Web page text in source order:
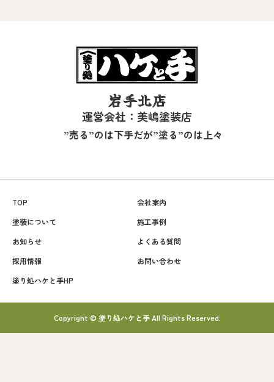
岩手北店
運営会社：美嶋塗装店
”売る”のは下手だが”塗る”のは上々
TOP
会社案内
塗装について
施工事例
お知らせ
よくある質問
採用情報
お問い合わせ
塗り処ハケと手HP
Copyright © 塗り処ハケと手 All Rights Reserved.